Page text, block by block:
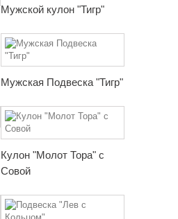
Мужской кулон "Тигр"
Мужская Подвеска "Тигр"
Кулон "Молот Тора" с
Совой